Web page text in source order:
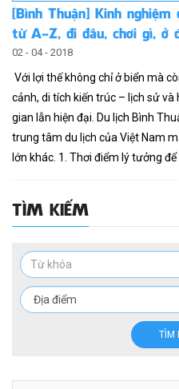
[Bình Thuận] Kinh
từ A-Z, đi đâu, chơi gì, ở
02 - 04 - 2018
Với lợi thế không chỉ ở biển mà
cảnh, di tích kiến trúc – lịch sử và
gian lẫn hiện đại. Du lịch Bình
trung tâm du lịch của Việt Nam
lớn khác. 1. Thơi điểm lý tưởng để
TÌM KIẾM
TÌM